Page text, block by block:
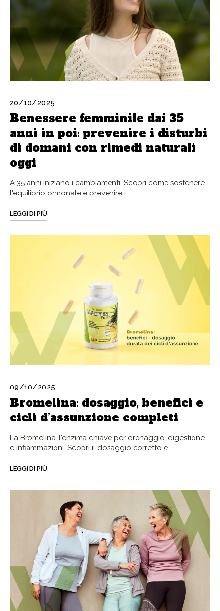
20/10/2025
Benessere femminile dai 35
anni in poi: prevenire i disturbi
di domani con rimedi naturali
oggi
A 35 anni iniziano i cambiamenti. Scopri come sostenere
l'equilibrio ormonale e prevenire i…
LEGGI DI PIÙ
09/10/2025
Bromelina: dosaggio, benefici e
cicli d’assunzione completi
La Bromelina, l'enzima chiave per drenaggio, digestione
e infiammazioni. Scopri il dosaggio corretto e…
LEGGI DI PIÙ